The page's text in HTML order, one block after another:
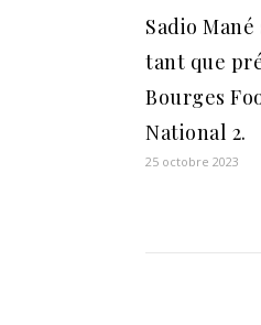
Sadio
tant que
Bourges
National 2.
25 octobre 2023